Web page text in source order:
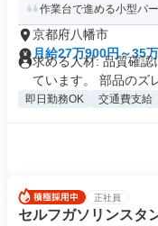
作業台で進める小型パ
京都府八幡市
月給27万900円～35
求める人材: 品質確
ています。 部品のズ
即日勤務OK 交通費支給
正社員
セルフガソリンスタ